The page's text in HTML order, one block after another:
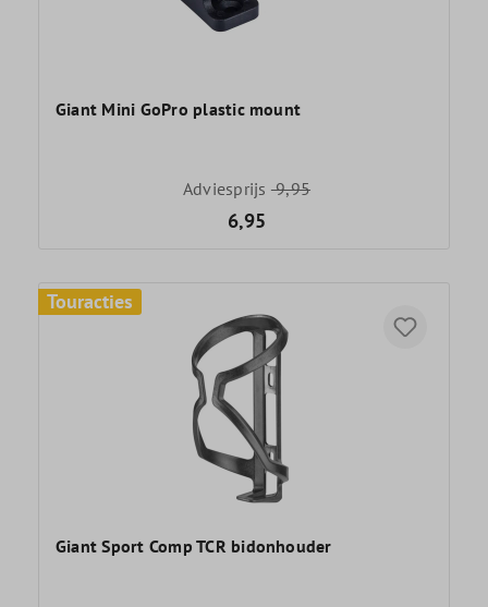
Giant Mini GoPro plastic mount
Adviesprijs 9,95
6,95
Touracties
Giant Sport Comp TCR bidonhouder